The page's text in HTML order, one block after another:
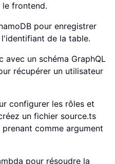
frontend.
pour enregistrer
de la table.
avec un schéma GraphQL
récupérer un utilisateur
configurer les rôles et
un fichier source.ts
comme argument
pour résoudre la